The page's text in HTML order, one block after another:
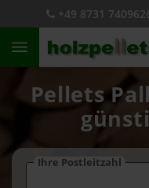
+49 8731
Pellets
Ihre Postleitzahl